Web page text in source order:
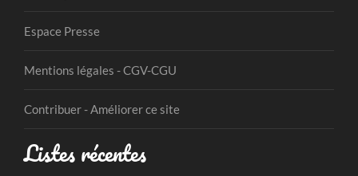
Espace Presse
Mentions légales - CGV-CGU
Contribuer - Améliorer ce site
Listes récentes